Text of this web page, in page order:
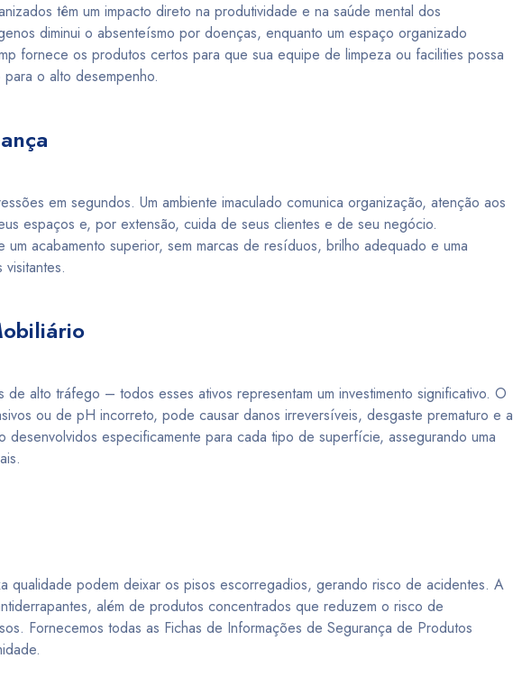
têm um impacto direto na produtividade e na saúde mental dos
diminui o absenteísmo por doenças, enquanto um espaço organizado
fornece os produtos certos para que sua equipe de limpeza ou facilities possa
o alto desempenho.
em segundos. Um ambiente imaculado comunica organização, atenção aos
espaços e, por extensão, cuida de seus clientes e de seu negócio.
um acabamento superior, sem marcas de resíduos, brilho adequado e uma
alto tráfego – todos esses ativos representam um investimento significativo. O
ou de pH incorreto, pode causar danos irreversíveis, desgaste prematuro e a
especificamente para cada tipo de superfície, assegurando uma
qualidade podem deixar os pisos escorregadios, gerando risco de acidentes. A
além de produtos concentrados que reduzem o risco de
Fornecemos todas as Fichas de Informações de Segurança de Produtos